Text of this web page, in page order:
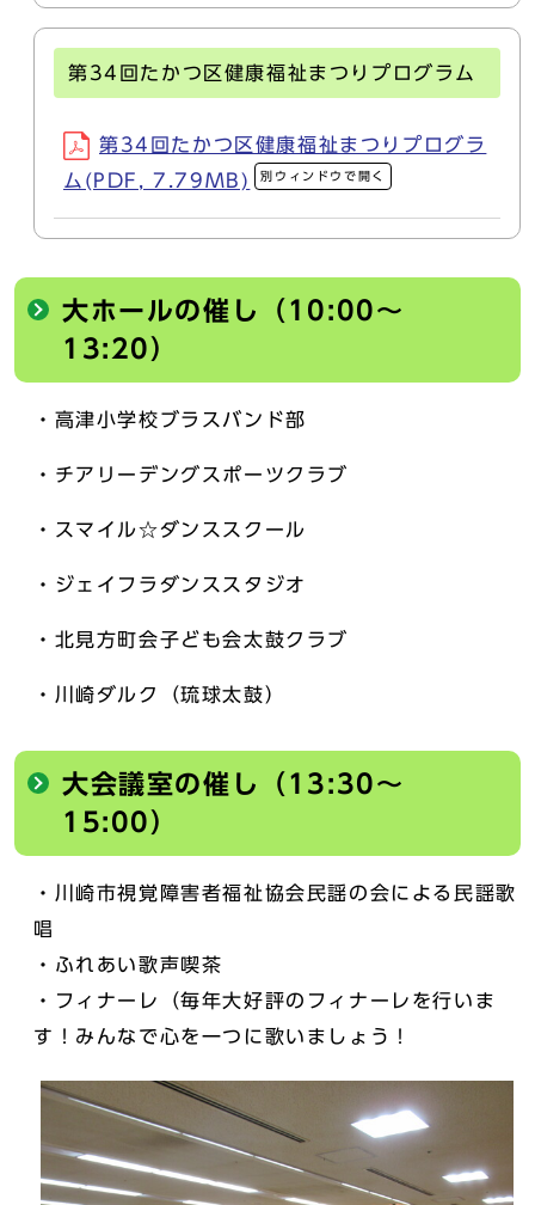
第34回たかつ区健康福祉まつりプログラム
第34回たかつ区健康福祉まつりプログラ
ム(PDF, 7.79MB)
別ウィンドウで開く
大ホールの催し（10:00～
13:20）
・高津小学校ブラスバンド部
・チアリーデングスポーツクラブ
・スマイル☆ダンススクール
・ジェイフラダンススタジオ
・北見方町会子ども会太鼓クラブ
・川崎ダルク（琉球太鼓）
大会議室の催し（13:30～
15:00）
・川崎市視覚障害者福祉協会民謡の会による民謡歌
唱
・ふれあい歌声喫茶
・フィナーレ（毎年大好評のフィナーレを行いま
す！みんなで心を一つに歌いましょう！